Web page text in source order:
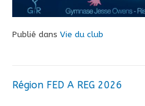
Publié dans Vie du club
Navigation
Région FED A REG 2026